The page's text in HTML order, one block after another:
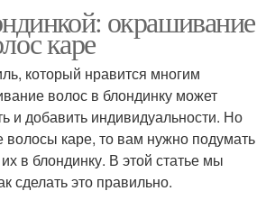
окрашивание
каре
который нравится многим
волос в блондинку может
и добавить индивидуальности. Но
волосы каре, то вам нужно подумать
в блондинку. В этой статье мы
сделать это правильно.